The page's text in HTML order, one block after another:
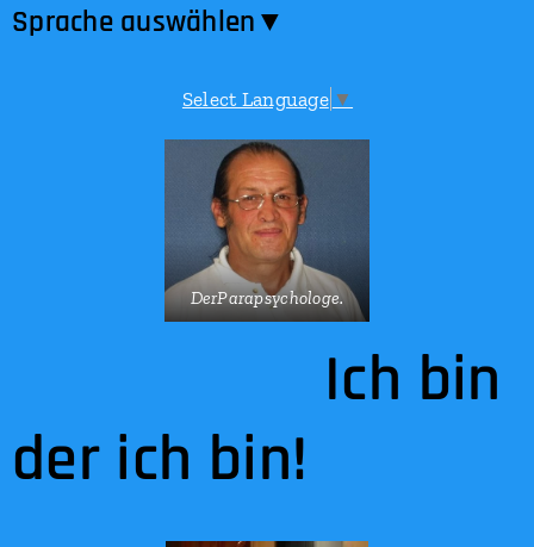
Sprache auswählen​▼
Select Language ▼
DerParapsychologe.
Ich bin
der ich bin!